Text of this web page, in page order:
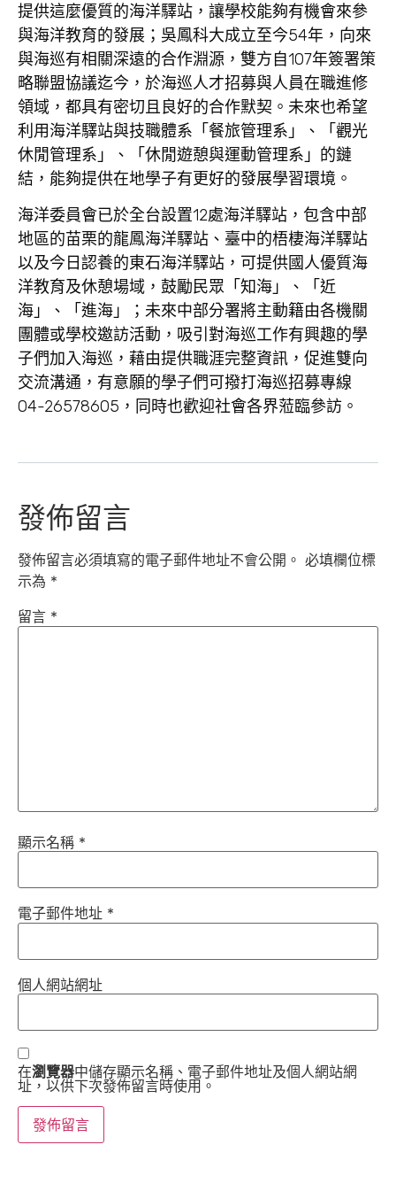
提供這麼優質的海洋驛站，讓學校能夠有機會來參
與海洋教育的發展；吳鳳科大成立至今54年，向來
與海巡有相關深遠的合作淵源，雙方自107年簽署策
略聯盟協議迄今，於海巡人才招募與人員在職進修
領域，都具有密切且良好的合作默契。未來也希望
利用海洋驛站與技職體系「餐旅管理系」、「觀光
休閒管理系」、「休閒遊憩與運動管理系」的鏈
結，能夠提供在地學子有更好的發展學習環境。
海洋委員會已於全台設置12處海洋驛站，包含中部
地區的苗栗的龍鳳海洋驛站、臺中的梧棲海洋驛站
以及今日認養的東石海洋驛站，可提供國人優質海
洋教育及休憩場域，鼓勵民眾「知海」、「近
海」、「進海」；未來中部分署將主動籍由各機關
團體或學校邀訪活動，吸引對海巡工作有興趣的學
子們加入海巡，藉由提供職涯完整資訊，促進雙向
交流溝通，有意願的學子們可撥打海巡招募專線
04-26578605，同時也歡迎社會各界蒞臨參訪。
發佈留言
發佈留言必須填寫的電子郵件地址不會公開。 必填欄位標
示為 *
留言 *
顯示名稱 *
電子郵件地址 *
個人網站網址
在瀏覽器中儲存顯示名稱、電子郵件地址及個人網站網
址，以供下次發佈留言時使用。